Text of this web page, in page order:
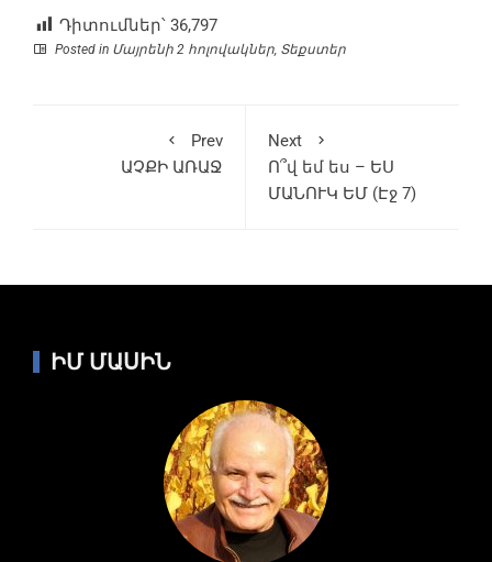
Դիտումներ՝ 36,797
Posted in Մայրենի 2 հոլովակներ, Տեքստեր
Prev
ԱՉՔԻ ԱՌԱՋ
Next
Ո՞վ եմ ես – ԵՍ
ՄԱՆՈՒԿ ԵՄ (Էջ 7)
ԻՄ ՄԱՍԻՆ